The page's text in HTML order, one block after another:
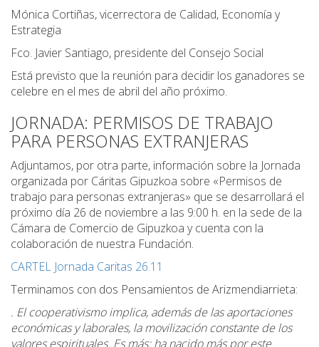
Mónica Cortiñas, vicerrectora de Calidad, Economía y
Estrategia
Fco. Javier Santiago, presidente del Consejo Social
Está previsto que la reunión para decidir los ganadores se
celebre en el mes de abril del año próximo.
JORNADA: PERMISOS DE TRABAJO
PARA PERSONAS EXTRANJERAS
Adjuntamos, por otra parte, información sobre la Jornada
organizada por Cáritas Gipuzkoa sobre «Permisos de
trabajo para personas extranjeras» que se desarrollará el
próximo día 26 de noviembre a las 9:00 h. en la sede de la
Cámara de Comercio de Gipuzkoa y cuenta con la
colaboración de nuestra Fundación.
CARTEL Jornada Caritas 26.11
Terminamos con dos Pensamientos de Arizmendiarrieta:
. El cooperativismo implica, además de las aportaciones
económicas y laborales, la movilización constante de los
valores espirituales. Es más: ha nacido más por este